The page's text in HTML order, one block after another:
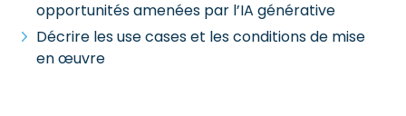
opportunités amenées par l’IA générative
Décrire les use cases et les conditions de mise
en œuvre